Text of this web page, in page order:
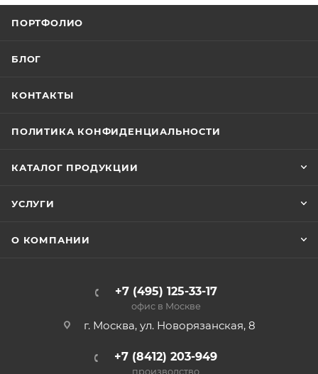
ПОРТФОЛИО
БЛОГ
КОНТАКТЫ
ПОЛИТИКА КОНФИДЕНЦИАЛЬНОСТИ
КАТАЛОГ ПРОДУКЦИИ
УСЛУГИ
О КОМПАНИИ
+7 (495) 125-33-17
офис в Москве
г. Москва, ул. Новорязанская, 8
+7 (8412) 203-949
производство